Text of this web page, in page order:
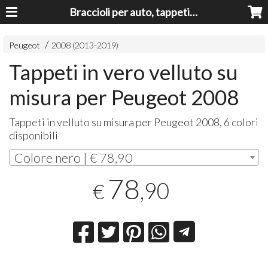
Braccioli per auto, tappeti auto, accessori auto MADE IN ITALY - Armrests, Mittelarmlehnen, Accoundoirs
Peugeot 2008 (2013-2019)
Tappeti in vero velluto su
misura per Peugeot 2008
Tappeti in velluto su misura per Peugeot 2008, 6 colori
disponibili
Colore nero | € 78,90
€ 78,90